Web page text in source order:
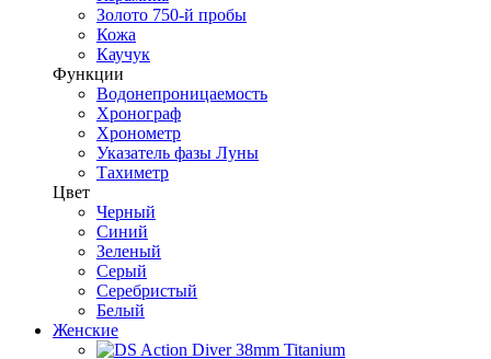
Золото 750-й пробы
Кожа
Каучук
Функции
Водонепроницаемость
Хронограф
Хронометр
Указатель фазы Луны
Тахиметр
Цвет
Черный
Синий
Зеленый
Серый
Серебристый
Белый
Женские